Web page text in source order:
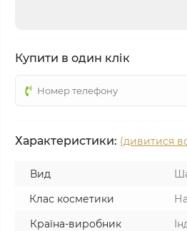
Купити в один клік
Характеристики: (дивитися
Вид
Клас косметики
Країна-виробник